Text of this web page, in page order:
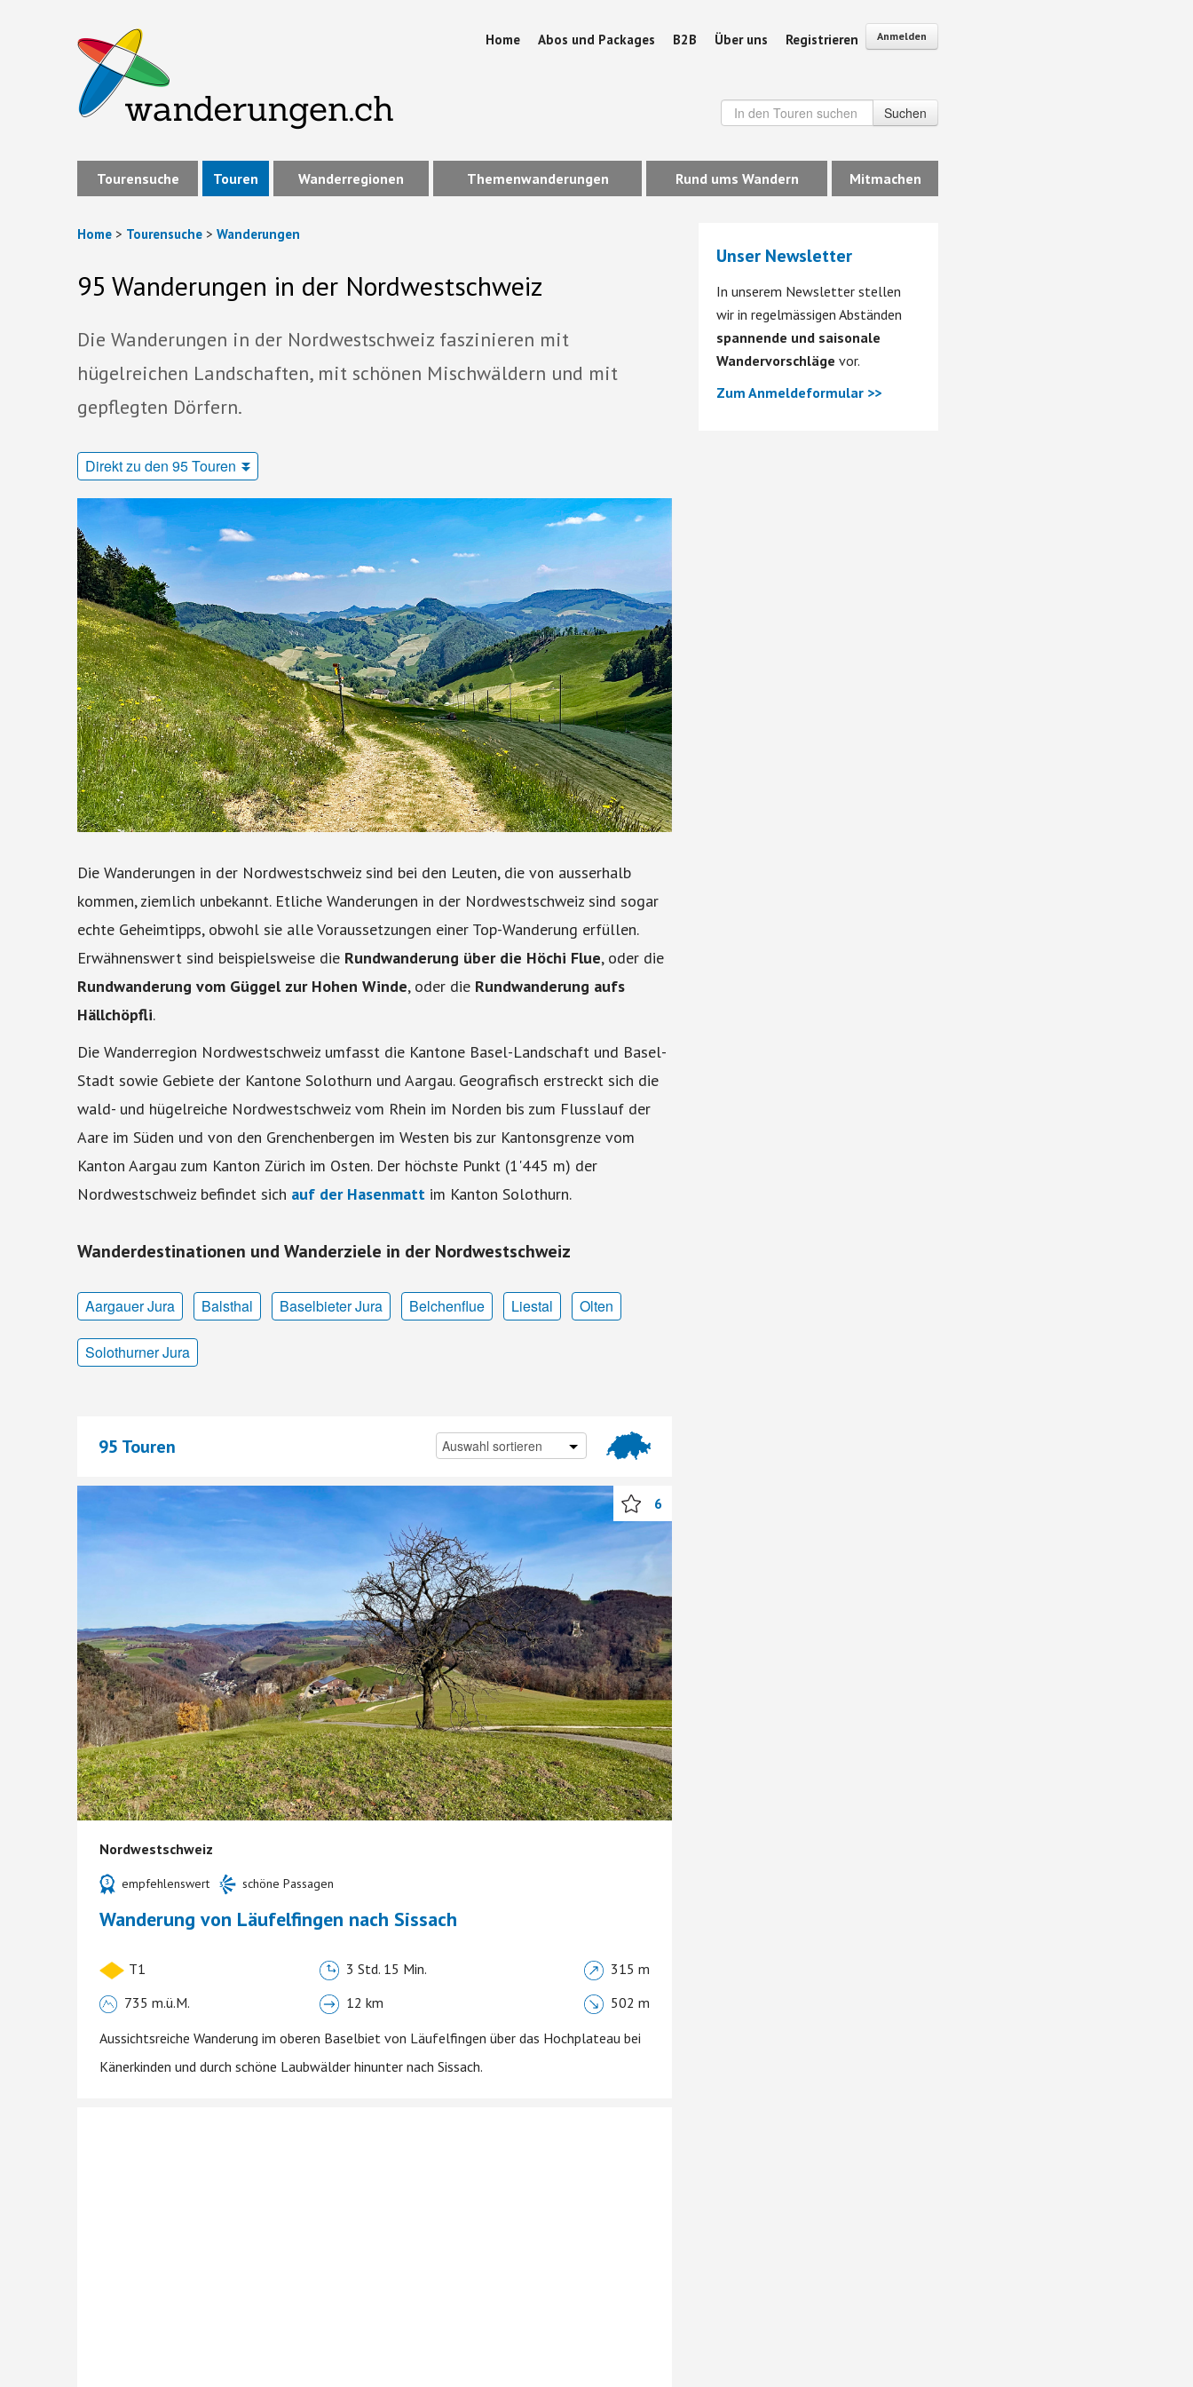
Anmelden
Home Abos und Packages B2B Über uns Registrieren
Suchen
Tourensuche Touren Wanderregionen Themenwanderungen Rund ums Wandern Mitmachen
Unser Newsletter
In unserem Newsletter stellen
wir in regelmässigen Abständen
spannende und saisonale
Wandervorschläge vor.
Zum Anmeldeformular >>
Home > Tourensuche > Wanderungen
95 Wanderungen in der Nordwestschweiz
Die Wanderungen in der Nordwestschweiz faszinieren mit
hügelreichen Landschaften, mit schönen Mischwäldern und mit
gepflegten Dörfern.
Direkt zu den 95 Touren
Die Wanderungen in der Nordwestschweiz sind bei den Leuten, die von ausserhalb
kommen, ziemlich unbekannt. Etliche Wanderungen in der Nordwestschweiz sind sogar
echte Geheimtipps, obwohl sie alle Voraussetzungen einer Top-Wanderung erfüllen.
Erwähnenswert sind beispielsweise die Rundwanderung über die Höchi Flue, oder die
Rundwanderung vom Güggel zur Hohen Winde, oder die Rundwanderung aufs
Hällchöpfli.
Die Wanderregion Nordwestschweiz umfasst die Kantone Basel-Landschaft und Basel-
Stadt sowie Gebiete der Kantone Solothurn und Aargau. Geografisch erstreckt sich die
wald- und hügelreiche Nordwestschweiz vom Rhein im Norden bis zum Flusslauf der
Aare im Süden und von den Grenchenbergen im Westen bis zur Kantonsgrenze vom
Kanton Aargau zum Kanton Zürich im Osten. Der höchste Punkt (1'445 m) der
Nordwestschweiz befindet sich auf der Hasenmatt im Kanton Solothurn.
Wanderdestinationen und Wanderziele in der Nordwestschweiz
Aargauer Jura Balsthal Baselbieter Jura Belchenflue Liestal Olten
Solothurner Jura
95 Touren
6
Nordwestschweiz
empfehlenswert schöne Passagen
Wanderung von Läufelfingen nach Sissach
T1 3 Std. 15 Min.
315 m
735 m.ü.M.
12 km
502 m
Aussichtsreiche Wanderung im oberen Baselbiet von Läufelfingen über das Hochplateau bei
Känerkinden und durch schöne Laubwälder hinunter nach Sissach.